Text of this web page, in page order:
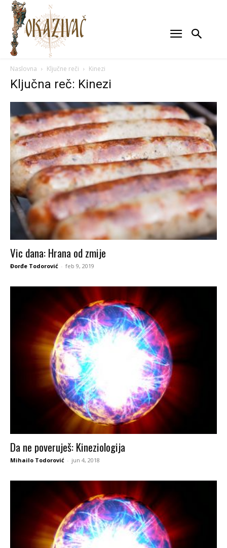
Naslovna Ključne reči Kinezi
Ključna reč: Kinezi
Vic dana: Hrana od zmije
Đorđe Todorović - feb 9, 2019
Da ne poveruješ: Kineziologija
Mihailo Todorović - jun 4, 2018